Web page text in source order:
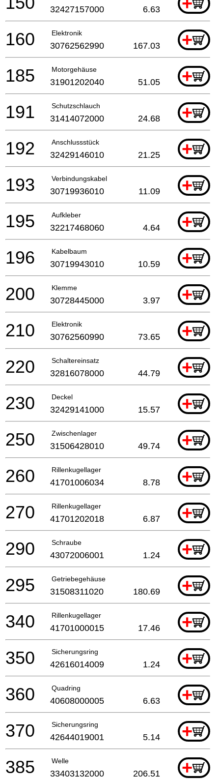
32427157000 6.63
Elektronik +
160 30762562990 167.03
Motorgehäuse +
185 31901202040 51.05
Schutzschlauch +
191 31414072000 24.68
Anschlussstück +
192 32429146010 21.25
Verbindungskabel +
193 30719936010 11.09
Aufkleber +
195 32217468060 4.64
Kabelbaum +
196 30719943010 10.59
Klemme +
200 30728445000 3.97
Elektronik +
210 30762560990 73.65
Schaltereinsatz +
220 32816078000 44.79
Deckel +
230 32429141000 15.57
Zwischenlager +
250 31506428010 49.74
Rillenkugellager +
260 41701006034 8.78
Rillenkugellager +
270 41701202018 6.87
Schraube +
290 43072006001 1.24
Getriebegehäuse +
295 31508311020 180.69
Rillenkugellager +
340 41701000015 17.46
Sicherungsring +
350 42616014009 1.24
Quadring +
360 40608000005 6.63
Sicherungsring +
370 42644019001 5.14
Welle +
385 33403132000 206.51